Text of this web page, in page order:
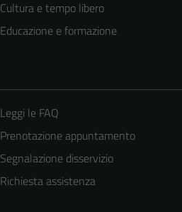
Cultura e tempo libero
Educazione e formazione
Leggi le FAQ
Prenotazione appuntamento
Segnalazione disservizio
Richiesta assistenza